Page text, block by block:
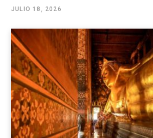
JULIO 18, 2026